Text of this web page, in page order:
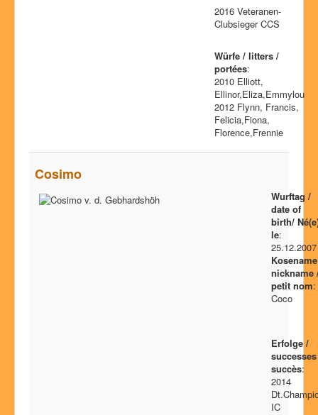
2016 Veteranen-
Clubsieger CCS
Würfe / litters /
portées:
2010 Elliott,
Ellinor,Eliza,Emmylou
2012 Flynn, Francis,
Felicia,Fiona,
Florence,Frennie
Cosimo
Wurftag /
date of
birth/
le:
25.12.2007
nickname
petit nom:
Coco
Erfolge /
succès:
2014
IC